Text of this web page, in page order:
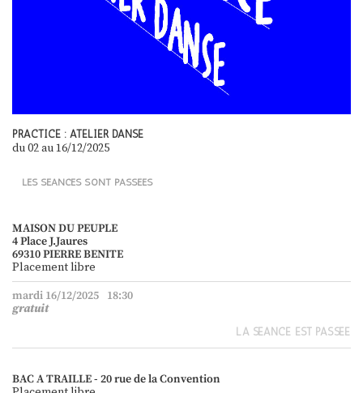
PRACTICE : ATELIER DANSE
du 02au 16/12/2025
LES SÉANCES SONT PASSÉES
MAISON DU PEUPLE
4 Place J.Jaures
69310 PIERRE BENITE
Placement libre
mardi 16/12/2025
18:30
gratuit
LA SÉANCE EST PASSÉE
BAC A TRAILLE - 20 rue de la Convention